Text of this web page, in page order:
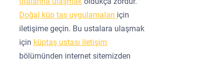
Doğal küp taş uygulamaları için
iletişime geçin. Bu ustalara ulaşmak
için küptaş ustası iletişim
bölümünden internet sitemizden